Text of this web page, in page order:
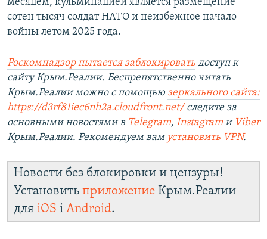
сотен тысяч солдат НАТО и неизбежное начало
войны летом 2025 года.
Роскомнадзор пытается заблокировать доступ к
сайту Крым.Реалии. Беспрепятственно читать
Крым.Реалии можно с помощью зеркального сайта:
https://d3rf81iec6nh2a.cloudfront.net/следите за
основными новостями в Telegram, Instagram и Viber
Крым.Реалии. Рекомендуем вам установить VPN.
Новости без блокировки и цензуры!
Установить приложение Крым.Реалии
для iOS і Android.